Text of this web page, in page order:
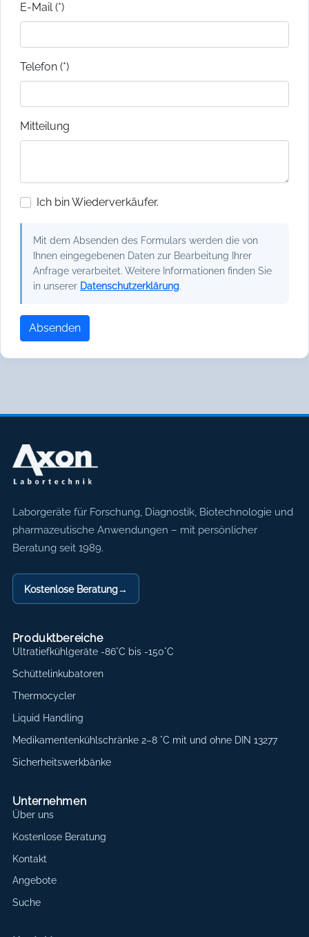
E-Mail (*)
Telefon (*)
Mitteilung
Ich bin Wiederverkäufer.
Mit dem Absenden des Formulars werden die von
Ihnen eingegebenen Daten zur Bearbeitung Ihrer
Anfrage verarbeitet. Weitere Informationen finden Sie
in unserer Datenschutzerklärung.
Absenden
Axon Labortechnik
Laborgeräte für Forschung, Diagnostik, Biotechnologie und
pharmazeutische Anwendungen – mit persönlicher
Beratung seit 1989.
Kostenlose Beratung→
Produktbereiche
Ultratiefkühlgeräte -86°C bis -150°C
Schüttelinkubatoren
Thermocycler
Liquid Handling
Medikamentenkühlschränke 2–8 °C mit und ohne DIN 13277
Sicherheitswerkbänke
Unternehmen
Über uns
Kostenlose Beratung
Kontakt
Angebote
Suche